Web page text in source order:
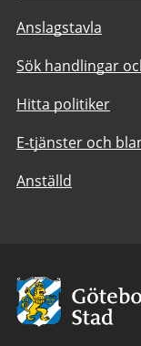
Anslagstavla
Sök handlingar
Hitta politiker
E-tjänster och
Anställd
Avsändare:
Göteborgs
Stad